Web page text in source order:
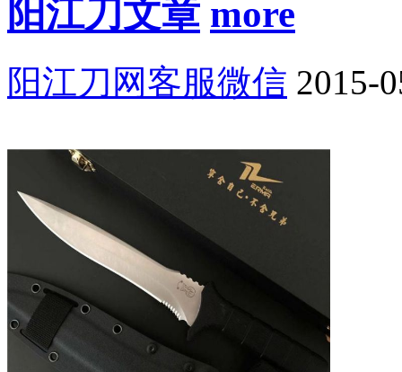
阳江刀文章
阳江刀网客服微信 2015-